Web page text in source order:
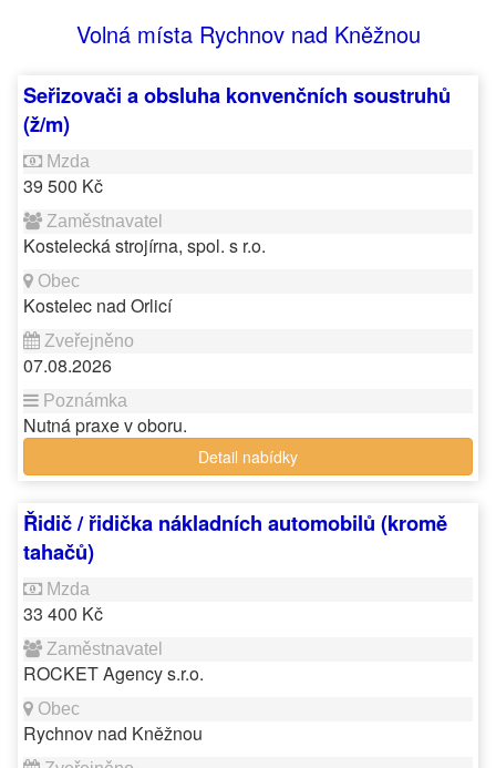
Volná místa Rychnov nad Kněžnou
Seřizovači a obsluha konvenčních soustruhů
(ž/m)
39 500 Kč
Kostelecká strojírna, spol. s r.o.
Kostelec nad Orlicí
07.08.2026
Nutná praxe v oboru.
Detail nabídky
Řidič / řidička nákladních automobilů (kromě
tahačů)
33 400 Kč
ROCKET Agency s.r.o.
Rychnov nad Kněžnou